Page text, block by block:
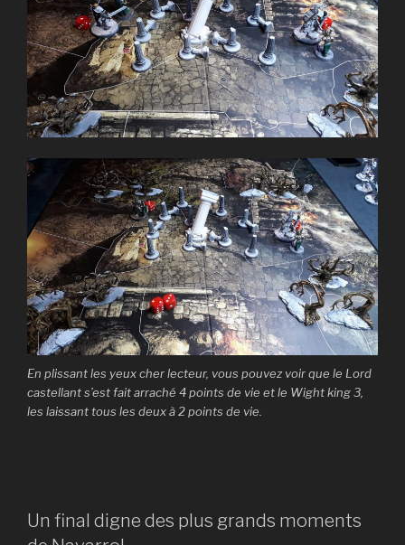
En plissant les yeux cher lecteur, vous pouvez voir que le Lord
castellant s’est fait arraché 4 points de vie et le Wight king 3,
les laissant tous les deux à 2 points de vie.
Un final digne des plus grands moments